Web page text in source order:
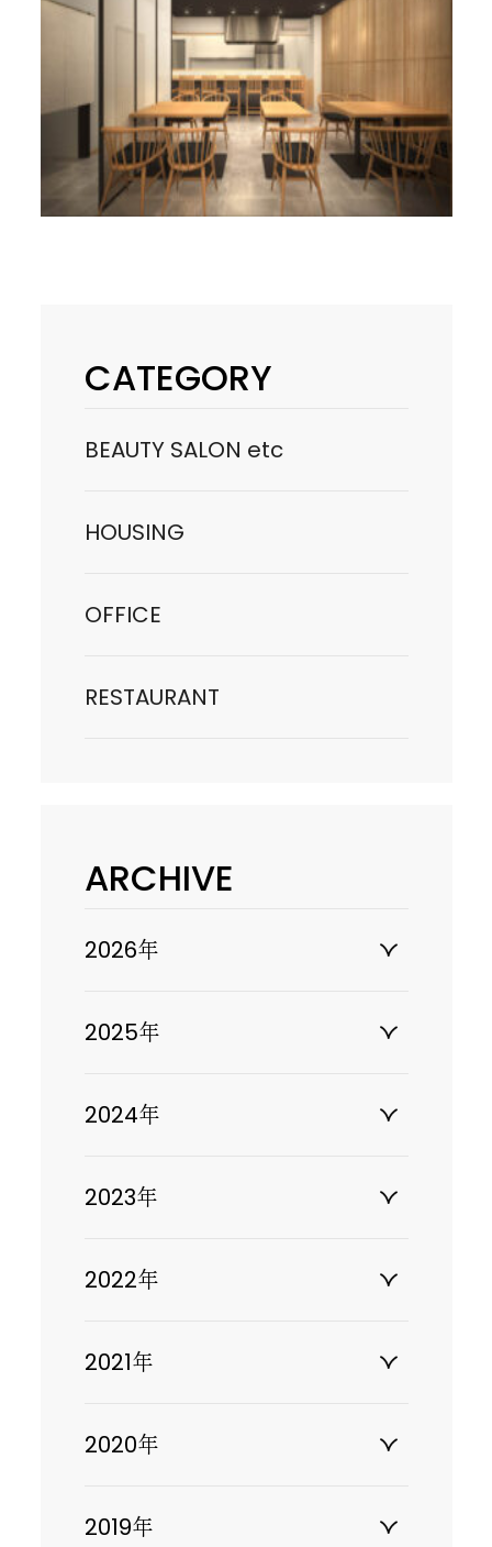
CATEGORY
BEAUTY SALON etc
HOUSING
OFFICE
RESTAURANT
ARCHIVE
2026年
2025年
2024年
2023年
2022年
2021年
2020年
2019年